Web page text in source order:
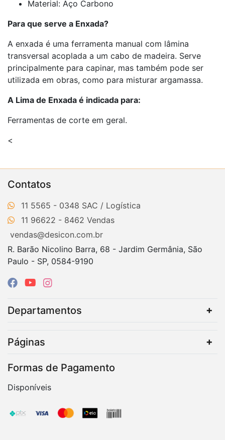
Material: Aço Carbono
Para que serve a Enxada?
A enxada é uma ferramenta manual com lâmina
transversal acoplada a um cabo de madeira. Serve
principalmente para capinar, mas também pode ser
utilizada em obras, como para misturar argamassa.
A Lima de Enxada é indicada para:
Ferramentas de corte em geral.
<
Contatos
11 5565 - 0348
11 96622 - 8462
vendas@desicon.com.br
R. Barão Nicolino Barra, 68 - Jardim Germânia, São
Paulo - SP, 0584-9190
Departamentos
Páginas
Formas de Pagamento
Disponíveis